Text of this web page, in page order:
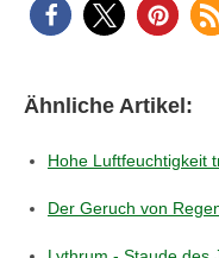
Ähnliche Artikel:
Hohe Luftfeuchtigkeit
Der Geruch von